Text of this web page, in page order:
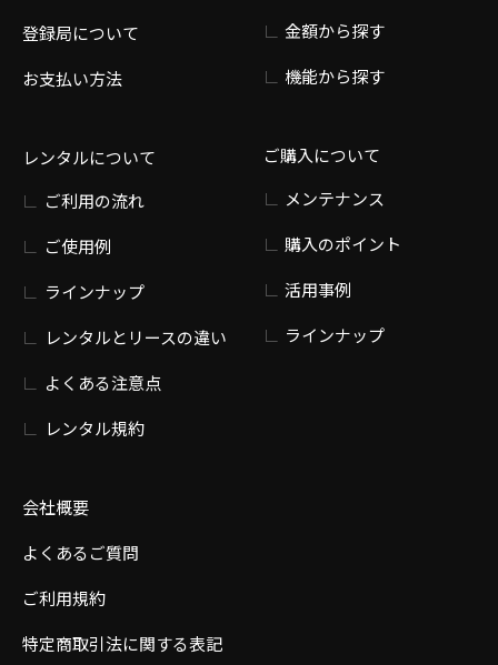
登録局について
お支払い方法
レンタルについて
ご利用の流れ
ご使用例
ラインナップ
レンタルとリースの違い
よくある注意点
レンタル規約
会社概要
よくあるご質問
ご利用規約
特定商取引法に関する表記
金額から探す
機能から探す
ご購入について
メンテナンス
購入のポイント
活用事例
ラインナップ